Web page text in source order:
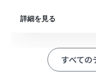
を作成します
■このワークフローのカ
Notionのトリガー
詳細を見る
すべての